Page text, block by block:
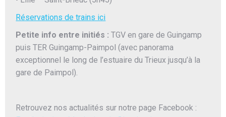
Réservations de trains ici
Petite info entre initiés :TGV en gare de Guingamp
puis TER Guingamp-Paimpol (avec panorama
exceptionnel le long de l’estuaire du Trieux jusqu’à la
gare de Paimpol).
Retrouvez nos actualités sur notre page Facebook :